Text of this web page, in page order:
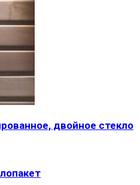
двойное стекло